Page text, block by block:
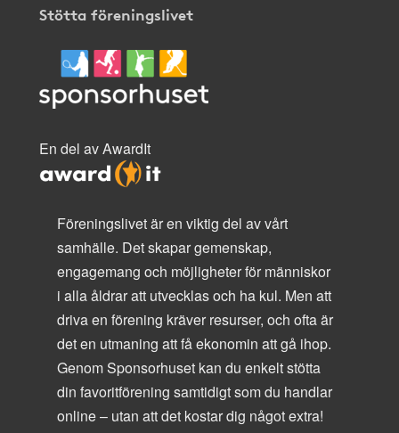
Stötta föreningslivet
En del av AwardIt
Föreningslivet är en viktig del av vårt
samhälle. Det skapar gemenskap,
engagemang och möjligheter för människor
i alla åldrar att utvecklas och ha kul. Men att
driva en förening kräver resurser, och ofta är
det en utmaning att få ekonomin att gå ihop.
Genom Sponsorhuset kan du enkelt stötta
din favoritförening samtidigt som du handlar
online – utan att det kostar dig något extra!